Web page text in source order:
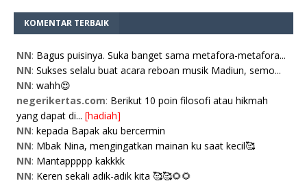
KOMENTAR TERBAIK
NN: Bagus puisinya. Suka banget sama metafora-metafora...
NN: Sukses selalu buat acara reboan musik Madiun, semo...
NN: wahh😍
negerikertas.com: Berikut 10 poin filosofi atau hikmah
yang dapat di... [hadiah]
NN: kepada Bapak aku bercermin
NN: Mbak Nina, mengingatkan mainan ku saat kecil🥰
NN: Mantappppp kakkkk
NN: Keren sekali adik-adik kita 🥰🥰🌻🌻